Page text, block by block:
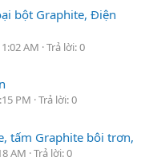
bột Graphite, Điện
AM Trả lời: 0
PM Trả lời: 0
tấm Graphite bôi trơn,
AM Trả lời: 0